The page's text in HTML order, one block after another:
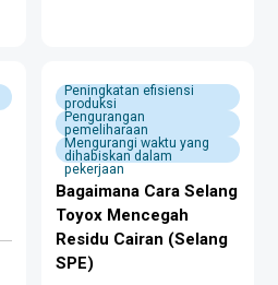
Peningkatan efisiensi
produksi
Pengurangan
pemeliharaan
Mengurangi waktu yang
dihabiskan dalam
pekerjaan
Bagaimana Cara Selang
Toyox Mencegah
Residu Cairan (Selang
SPE)